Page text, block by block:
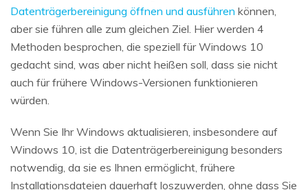
Datenträgerbereinigung öffnen und ausführen können,
aber sie führen alle zum gleichen Ziel. Hier werden 4
Methoden besprochen, die speziell für Windows 10
gedacht sind, was aber nicht heißen soll, dass sie nicht
auch für frühere Windows-Versionen funktionieren
würden.
Wenn Sie Ihr Windows aktualisieren, insbesondere auf
Windows 10, ist die Datenträgerbereinigung besonders
notwendig, da sie es Ihnen ermöglicht, frühere
Installationsdateien dauerhaft loszuwerden, ohne dass Sie